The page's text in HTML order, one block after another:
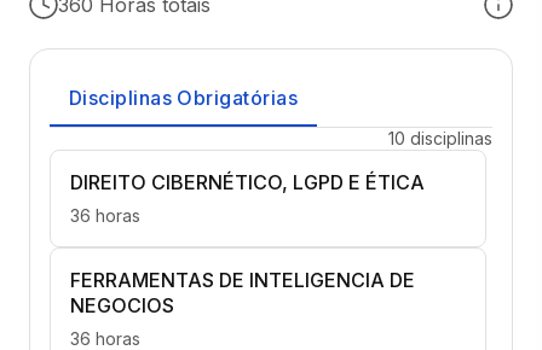
Disciplinas Obrigatórias
10 disciplinas
DIREITO CIBERNÉTICO, LGPD E ÉTICA
36 horas
FERRAMENTAS DE INTELIGENCIA DE
NEGOCIOS
36 horas